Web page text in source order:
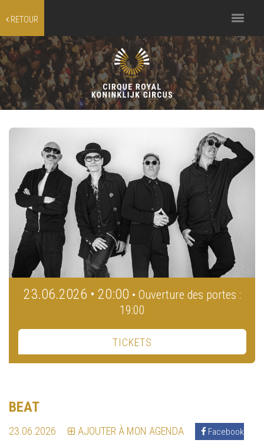
RETOUR
Toggle
navigation
23.06.2026 • 20:00 • Ouverture des portes :
19:00
TICKETS
BEAT
23.06.2026 AJOUTER À MON AGENDA Facebook